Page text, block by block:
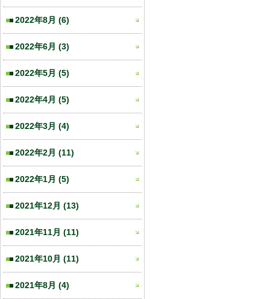
2022年8月 (6)
2022年6月 (3)
2022年5月 (5)
2022年4月 (5)
2022年3月 (4)
2022年2月 (11)
2022年1月 (5)
2021年12月 (13)
2021年11月 (11)
2021年10月 (11)
2021年8月 (4)